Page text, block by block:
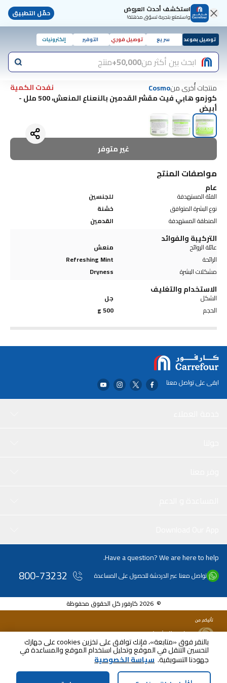
بالنقر فوق «متابعة»، فإنك توافق على تخزين cookies على جهازك
لتحسين التنقل في الموقع وتحليل استخدام الموقع والمساعدة في
جهودنا التسويقية. سياسة الخصوصية
استكشف أحدث العروض
واستمتع بتجربة تسوّق مذهلة! حمّل التطبيق
توصيل بموعد سريع توصيل فوري التوفير إلكترونيات
ابحث بين أكثر من50,000+ منتج
منتجات أُخرى منCosmo
نفدت الكمية
كوزمو هابي فيت مقشر القدمين بالنعناع المنعش، 500 ملل -
أبيض
غير متوفر
مواصفات المنتج
عام
الفئة المستهدفة
للجنسين
نوع البشرة المتوافق
خشنة
المنطقة المستهدفة
القدمين
التركيبة والفوائد
عائلة الروائح
منعش
الرائحة
Refreshing Mint
مشكلات البشرة
Dryness
الاستخدام والتغليف
الشكل
جل
الحجم
500 g
ابقى على تواصل معنا
Have a question? We are here to help.
تواصل معنا عبر الدردشة للحصول على المساعدة 800-73232
© 2026 كارفور كل الحقوق محفوظة